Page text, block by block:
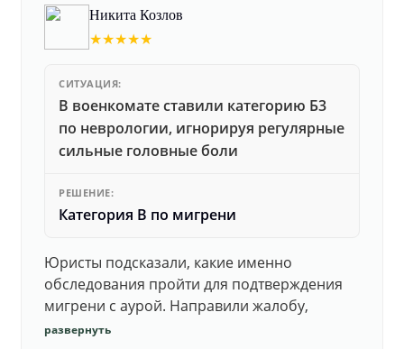
Никита Козлов
★★★★★
СИТУАЦИЯ:
В военкомате ставили категорию Б3
по неврологии, игнорируя регулярные
сильные головные боли
РЕШЕНИЕ:
Категория В по мигрени
Юристы подсказали, какие именно
обследования пройти для подтверждения
мигрени с аурой. Направили жалобу,
добились повторного осмотра и списания в
развернуть